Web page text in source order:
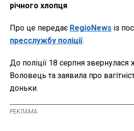
річного хлопця
Про це передає RegioNews із
пресслужбу поліції.
До поліції 18 серпня
Воловець та заявила про
доньки.